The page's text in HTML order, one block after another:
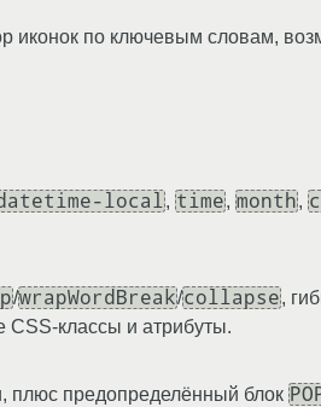
иконок по ключевым словам,
local, time, month,
/wrapWordBreak/collapse,
CSS-классы и атрибуты.
плюс предопределённый блок